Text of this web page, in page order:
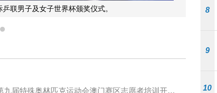
行政长官岑浩辉向国际乒联交还2025年
2
届特殊奥林匹克运动会澳门赛区志愿者培训开班
8
9
10